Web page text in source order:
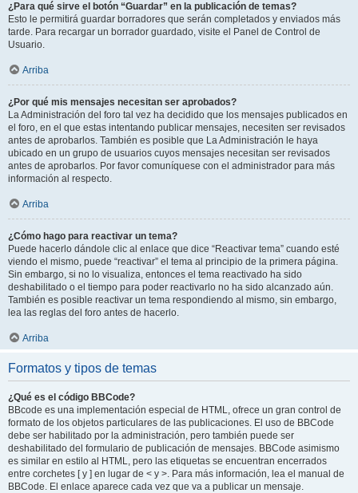
¿Para qué sirve el botón “Guardar” en la publicación de temas?
Esto le permitirá guardar borradores que serán completados y enviados más
tarde. Para recargar un borrador guardado, visite el Panel de Control de
Usuario.
Arriba
¿Por qué mis mensajes necesitan ser aprobados?
La Administración del foro tal vez ha decidido que los mensajes publicados en
el foro, en el que estas intentando publicar mensajes, necesiten ser revisados
antes de aprobarlos. También es posible que La Administración le haya
ubicado en un grupo de usuarios cuyos mensajes necesitan ser revisados
antes de aprobarlos. Por favor comuníquese con el administrador para más
información al respecto.
Arriba
¿Cómo hago para reactivar un tema?
Puede hacerlo dándole clic al enlace que dice “Reactivar tema” cuando esté
viendo el mismo, puede “reactivar” el tema al principio de la primera página.
Sin embargo, si no lo visualiza, entonces el tema reactivado ha sido
deshabilitado o el tiempo para poder reactivarlo no ha sido alcanzado aún.
También es posible reactivar un tema respondiendo al mismo, sin embargo,
lea las reglas del foro antes de hacerlo.
Arriba
Formatos y tipos de temas
¿Qué es el código BBCode?
BBcode es una implementación especial de HTML, ofrece un gran control de
formato de los objetos particulares de las publicaciones. El uso de BBCode
debe ser habilitado por la administración, pero también puede ser
deshabilitado del formulario de publicación de mensajes. BBCode asimismo
es similar en estilo al HTML, pero las etiquetas se encuentran encerrados
entre corchetes [ y ] en lugar de < y >. Para más información, lea el manual de
BBCode. El enlace aparece cada vez que va a publicar un mensaje.